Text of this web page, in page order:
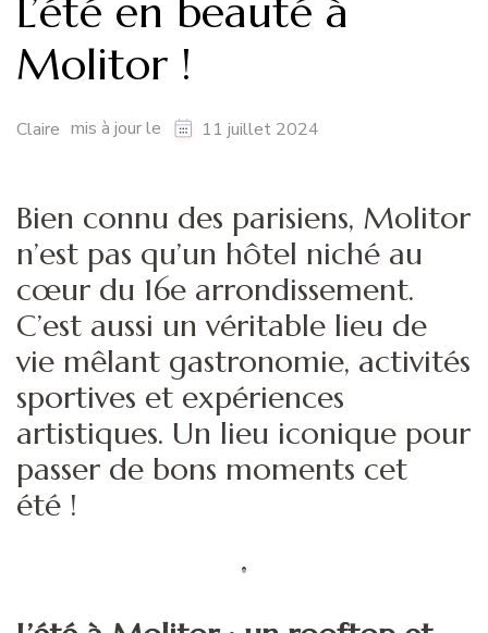
L’été en beauté à
Molitor !
Claire mis à jour le 11 juillet 2024
Bien connu des parisiens, Molitor
n’est pas qu’un hôtel niché au
cœur du 16e arrondissement.
C’est aussi un véritable lieu de
vie mêlant gastronomie, activités
sportives et expériences
artistiques. Un lieu iconique pour
passer de bons moments cet
été !